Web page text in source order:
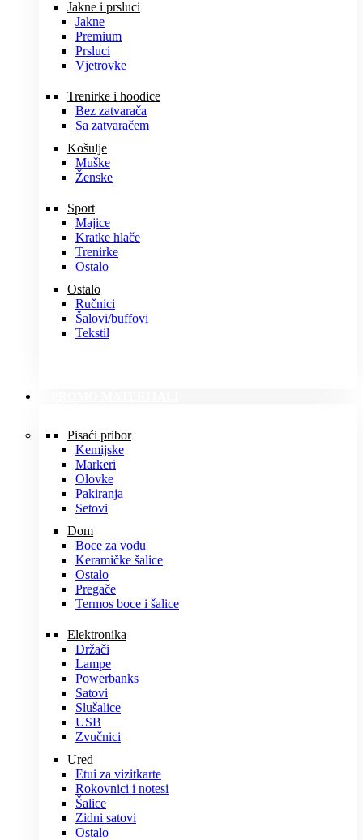
Jakne i prsluci
Jakne
Premium
Prsluci
Vjetrovke
Trenirke i hoodice
Bez zatvarača
Sa zatvaračem
Košulje
Muške
Ženske
Sport
Majice
Kratke hlače
Trenirke
Ostalo
Ostalo
Ručnici
Šalovi/buffovi
Tekstil
Pisaći pribor
Kemijske
Markeri
Olovke
Pakiranja
Setovi
Dom
Boce za vodu
Keramičke šalice
Ostalo
Pregače
Termos boce i šalice
Elektronika
Držači
Lampe
Powerbanks
Satovi
Slušalice
USB
Zvučnici
Ured
Etui za vizitkarte
Rokovnici i notesi
Šalice
Zidni satovi
Ostalo